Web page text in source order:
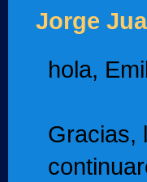
Jorge
hola,
Gracias,